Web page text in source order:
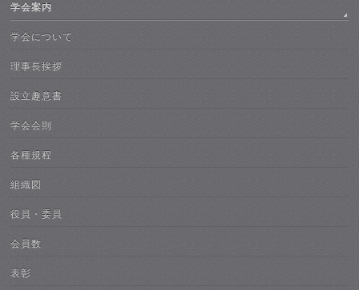
学会案内
学会について
理事長挨拶
設立趣意書
学会会則
各種規程
組織図
役員・委員
会員数
表彰